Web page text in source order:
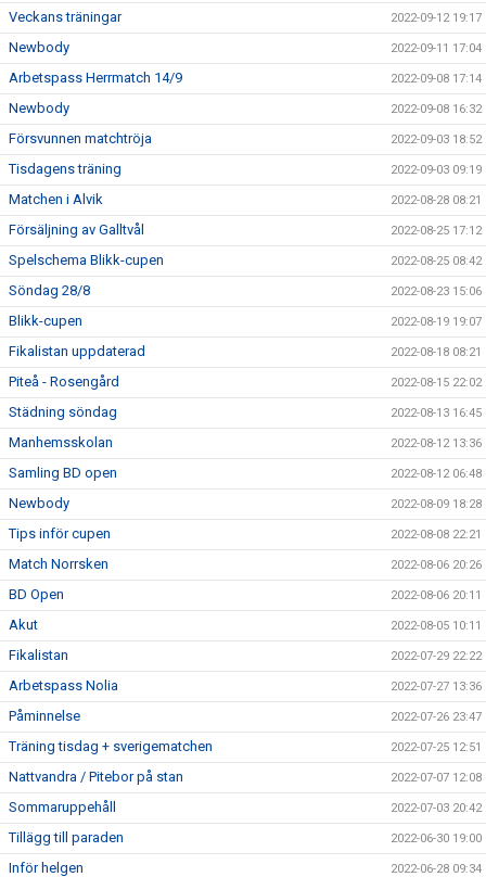
Veckans träningar 2022-09-12 19:17
Newbody 2022-09-11 17:04
Arbetspass Herrmatch 14/9 2022-09-08 17:14
Newbody 2022-09-08 16:32
Försvunnen matchtröja 2022-09-03 18:52
Tisdagens träning 2022-09-03 09:19
Matchen i Alvik 2022-08-28 08:21
Försäljning av Galltvål 2022-08-25 17:12
Spelschema Blikk-cupen 2022-08-25 08:42
Söndag 28/8 2022-08-23 15:06
Blikk-cupen 2022-08-19 19:07
Fikalistan uppdaterad 2022-08-18 08:21
Piteå - Rosengård 2022-08-15 22:02
Städning söndag 2022-08-13 16:45
Manhemsskolan 2022-08-12 13:36
Samling BD open 2022-08-12 06:48
Newbody 2022-08-09 18:28
Tips inför cupen 2022-08-08 22:21
Match Norrsken 2022-08-06 20:26
BD Open 2022-08-06 20:11
Akut 2022-08-05 10:11
Fikalistan 2022-07-29 22:22
Arbetspass Nolia 2022-07-27 13:36
Påminnelse 2022-07-26 23:47
Träning tisdag + sverigematchen 2022-07-25 12:51
Nattvandra / Pitebor på stan 2022-07-07 12:08
Sommaruppehåll 2022-07-03 20:42
Tillägg till paraden 2022-06-30 19:00
Inför helgen 2022-06-28 09:34